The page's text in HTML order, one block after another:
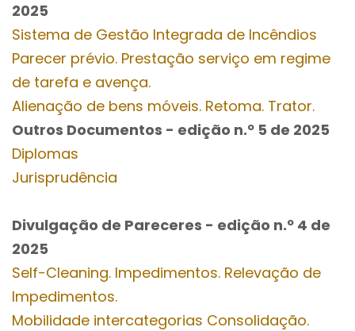
2025
Sistema de Gestão Integrada de Incêndios
Parecer prévio. Prestação serviço em regime
de tarefa e avença.
Alienação de bens móveis. Retoma. Trator.
Outros Documentos - edição n.º 5 de 2025
Diplomas
Jurisprudência
Divulgação de Pareceres - edição n.º 4 de
2025
Self-Cleaning. Impedimentos. Relevação de
Impedimentos.
Mobilidade intercategorias Consolidação.